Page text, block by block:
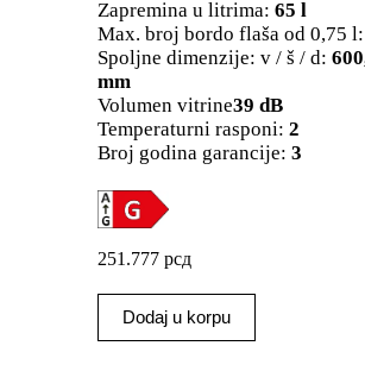
Zapremina u litrima: 65 l
Max. broj bordo flaša od 0,75 l:
Spoljne dimenzije: v / š / d:
mm
Volumen vitrine39 dB
Temperaturni rasponi: 2
Broj godina garancije: 3
251.777 рсд
Dodaj u korpu